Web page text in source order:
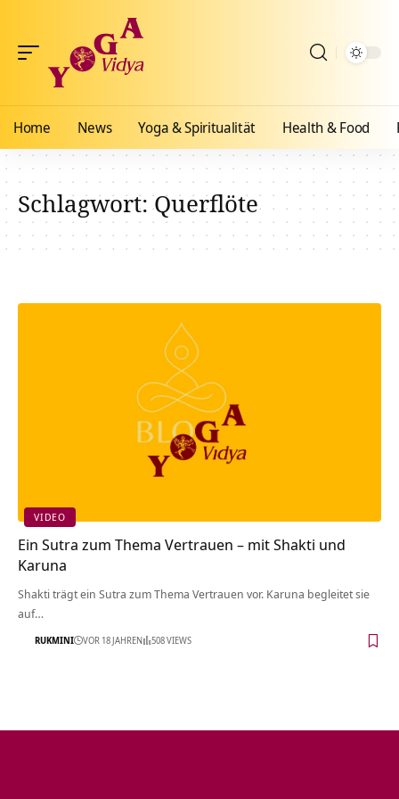
Home News Yoga & Spiritualität Health & Food
Schlagwort:Querflöte
VIDEO
Ein Sutra zum Thema Vertrauen – mit Shakti und
Karuna
Shakti trägt ein Sutra zum Thema Vertrauen vor. Karuna begleitet sie
auf…
RUKMINI VOR 18 JAHREN 508 VIEWS